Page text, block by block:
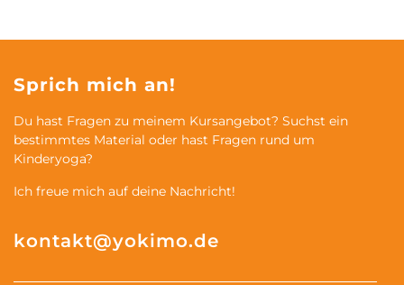
Sprich mich an!
Du hast Fragen zu meinem Kursangebot? Suchst ein
bestimmtes Material oder hast Fragen rund um
Kinderyoga?
Ich freue mich auf deine Nachricht!
kontakt@yokimo.de